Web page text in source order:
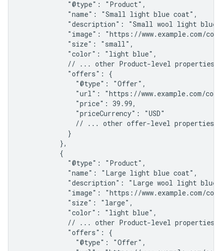
            "@type": "Product",
            "name": "Small light blue coat",
"description": "Small wool light blue
"image": "https://www.example.com/
            "size": "small",
            "color": "light blue",
            // ... other Product-level properties
            "offers": {
              "@type": "Offer",
"url": "https://www.example.com/
              "price": 39.99,
              "priceCurrency": "USD"
              // ... other offer-level properties
            }
          },
          {
            "@type": "Product",
            "name": "Large light blue coat",
"description": "Large wool light blue
"image": "https://www.example.com/
            "size": "large",
            "color": "light blue",
            // ... other Product-level properties
            "offers": {
              "@type": "Offer",